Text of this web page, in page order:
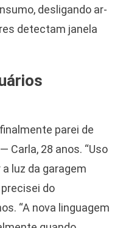
desligando ar-
detectam janela
parei de
Carla, 28 anos. “Uso
luz da garagem
do
“A nova linguagem